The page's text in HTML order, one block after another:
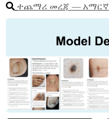
ተጨማሪ መረጃ ― አማርኛ